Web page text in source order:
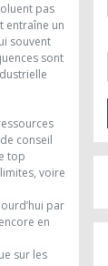
pas
entraîne un
souvent
sont
conseil
top
voire
par
en
sur les